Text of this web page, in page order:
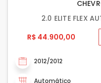
2.0 ELITE FLEX
R$ 44.900,00
2012/2012
Automático